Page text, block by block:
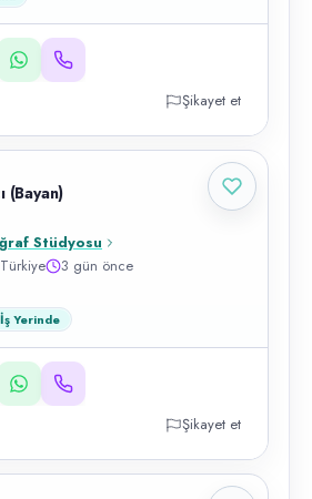
Şikayet et
(Bayan)
Stüdyosu
3 gün önce
İş Yerinde
Şikayet et